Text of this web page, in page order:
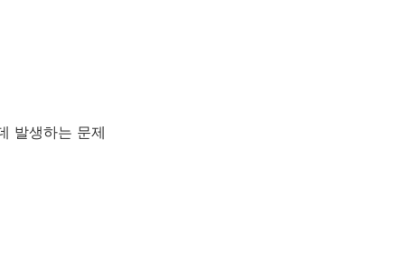
발생하는 문제